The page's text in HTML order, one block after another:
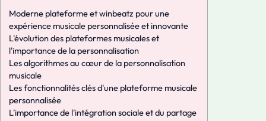
Moderne plateforme et winbeatz pour une
expérience musicale personnalisée et innovante
L'évolution des plateformes musicales et
l'importance de la personnalisation
Les algorithmes au cœur de la personnalisation
musicale
Les fonctionnalités clés d'une plateforme musicale
personnalisée
L'importance de l'intégration sociale et du partage